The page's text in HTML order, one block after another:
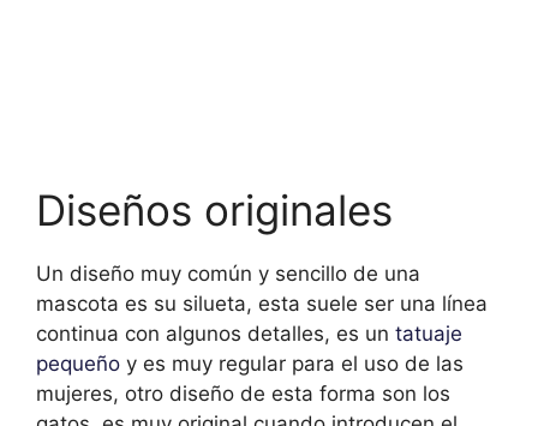
Diseños originales
Un diseño muy común y sencillo de una
mascota es su silueta, esta suele ser una línea
continua con algunos detalles, es un tatuaje
pequeño y es muy regular para el uso de las
mujeres, otro diseño de esta forma son los